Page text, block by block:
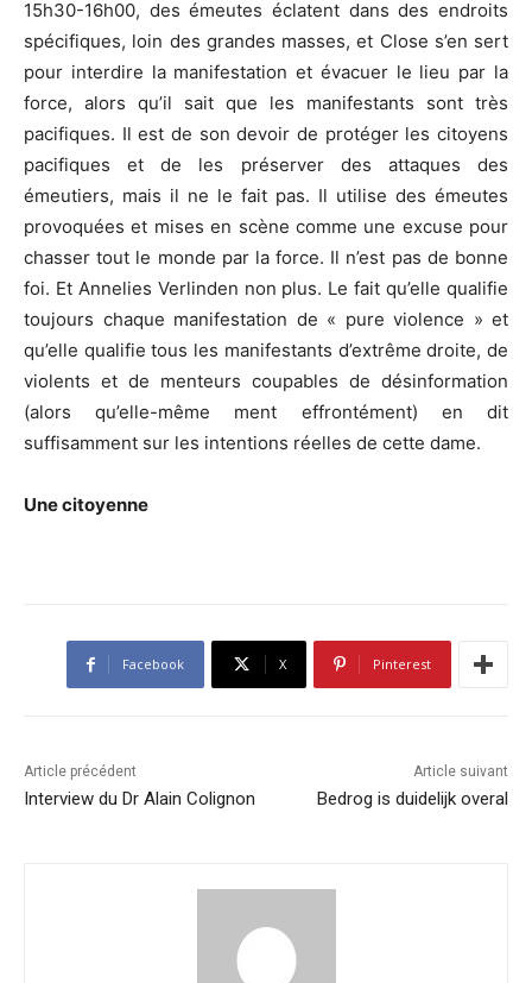
15h30-16h00, des émeutes éclatent dans des endroits
spécifiques, loin des grandes masses, et Close s’en sert
pour interdire la manifestation et évacuer le lieu par la
force, alors qu’il sait que les manifestants sont très
pacifiques. Il est de son devoir de protéger les citoyens
pacifiques et de les préserver des attaques des
émeutiers, mais il ne le fait pas. Il utilise des émeutes
provoquées et mises en scène comme une excuse pour
chasser tout le monde par la force. Il n’est pas de bonne
foi. Et Annelies Verlinden non plus. Le fait qu’elle qualifie
toujours chaque manifestation de « pure violence » et
qu’elle qualifie tous les manifestants d’extrême droite, de
violents et de menteurs coupables de désinformation
(alors qu’elle-même ment effrontément) en dit
suffisamment sur les intentions réelles de cette dame.
Une citoyenne
Facebook X Pinterest
Article précédent
Interview du Dr Alain Colignon
Article suivant
Bedrog is duidelijk overal